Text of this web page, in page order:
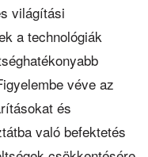
világítási
a technológiák
véve az
és
való befektetés